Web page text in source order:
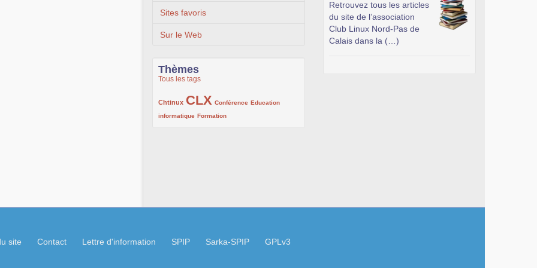
Sites favoris
Sur le Web
Thèmes
Tous les tags
Chtinux
222/1002CLX
1002/1002 Conférence
132/1002
Education
informatique
119/1002 Formation
168/1002
Retrouvez tous les articles
du site de l’association
Club Linux Nord-Pas de
Calais dans la (…)
site Contact Lettre d'information SPIP Sarka-SPIP GPLv3